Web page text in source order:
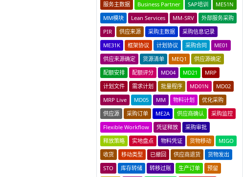
服务主数据 Business Partner SAP培训
ME51N
MM模块
Lean Services MM-SRV
外部服务采购
PIR
供应来源 采购主数据
采购信息记录
ME31K
框架协议 计划协议 采购合同
ME01
供应来源确定
货源清单 MEQ1
供应源确定
配额安排
配额评分 MD04 MD21
MRP
计划文件
需求计划 批量程序 MD01N
MD02
MRP Live
MD05 MM 物料计划
优化采购
供应源
采购订单 ME2A 供应商确认
采购监控
Flexible Workflow
凭证释放
采购审批
释放策略
实地盘点 物料凭证 货物移动
MIGO
收货
移动类型 已撤回 供应商退货
货物发出
STO
库存转储 转移过账 生产订单
预留